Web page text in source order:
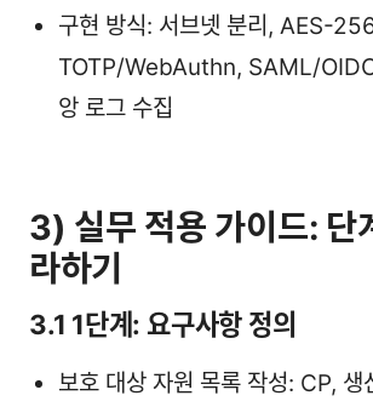
구현 방식: 서브넷 분리, AES-
TOTP/WebAuthn, SAML/
앙 로그 수집
3) 실무 적용 가이드: 단
라하기
3.1 1단계: 요구사항 정의
보호 대상 자원 목록 작성: CP, 생